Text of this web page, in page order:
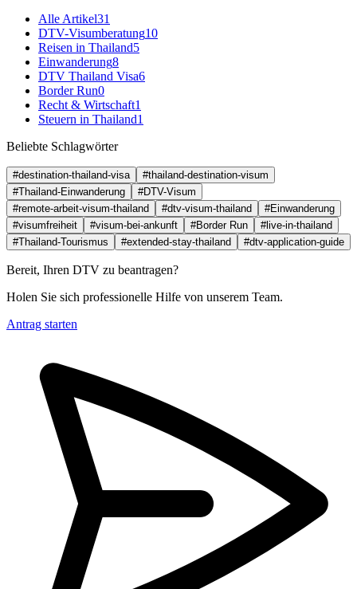
Alle Artikel31
DTV-Visumberatung10
Reisen in Thailand5
Einwanderung8
DTV Thailand Visa6
Border Run0
Recht & Wirtschaft1
Steuern in Thailand1
Beliebte Schlagwörter
#destination-thailand-visa
#thailand-destination-visum
#Thailand-Einwanderung
#DTV-Visum
#remote-arbeit-visum-thailand
#dtv-visum-thailand
#Einwanderung
#visumfreiheit
#visum-bei-ankunft #Border Run
#live-in-thailand
#Thailand-Tourismus
#extended-stay-thailand #dtv-application-guide
Bereit, Ihren DTV zu beantragen?
Holen Sie sich professionelle Hilfe von unserem Team.
Antrag starten